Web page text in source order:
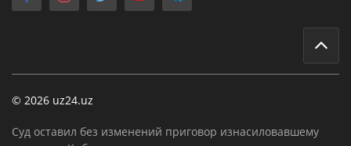
© 2026 uz24.uz
Суд оставил без изменений приговор изнасиловавшему